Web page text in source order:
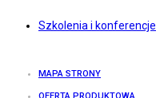
Szkolenia i konferencje
MAPA STRONY